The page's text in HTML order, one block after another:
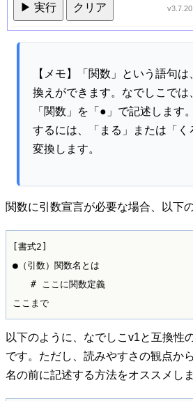
▶ 実行 クリア v3.7.20
【メモ】「関数」という語句
換えができます。なでしこでは
「関数」を「●」で記述します
するには、「まる」または「く
変換します。
関数に引数宣言が必要な場合、以下
[書式2]
●（引数）関数名とは
# ここに関数定義
ここまで
以下のように、なでしこv1と互換性
です。ただし、読みやすさの観点か
名の前に記述する方法をオススメしま